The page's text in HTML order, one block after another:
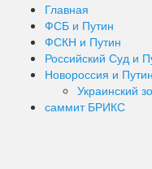
Главная
ФСБ и Путин
ФСКН и Путин
Российский Суд и
Новороссия и Путин
Украинский
саммит БРИКС